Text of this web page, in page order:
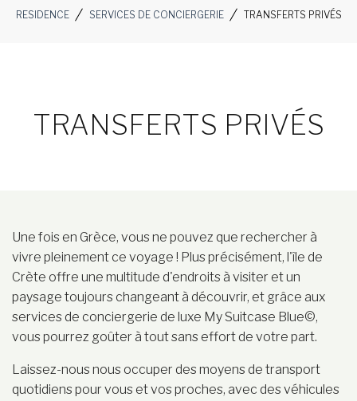
RESIDENCE SERVICES DE CONCIERGERIE TRANSFERTS PRIVÉS
TRANSFERTS PRIVÉS
Une fois en Grèce, vous ne pouvez que rechercher à
vivre pleinement ce voyage ! Plus précisément, l'île de
Crète offre une multitude d'endroits à visiter et un
paysage toujours changeant à découvrir, et grâce aux
services de conciergerie de luxe My Suitcase Blue©,
vous pourrez goûter à tout sans effort de votre part.
Laissez-nous nous occuper des moyens de transport
quotidiens pour vous et vos proches, avec des véhicules